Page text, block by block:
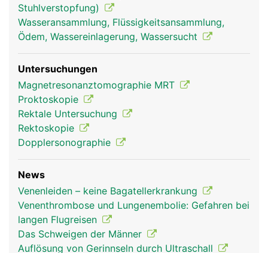
Stuhlverstopfung)
Wasseransammlung, Flüssigkeitsansammlung,
Ödem, Wassereinlagerung, Wassersucht
Untersuchungen
Magnetresonanztomographie MRT
Proktoskopie
Rektale Untersuchung
Rektoskopie
Dopplersonographie
News
Venenleiden – keine Bagatellerkrankung
Venenthrombose und Lungenembolie: Gefahren bei
langen Flugreisen
Das Schweigen der Männer
Auflösung von Gerinnseln durch Ultraschall